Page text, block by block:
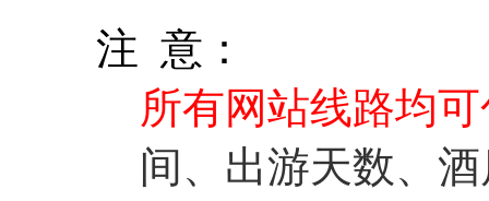
注 意：
所有网站线路均
间、出游天数、